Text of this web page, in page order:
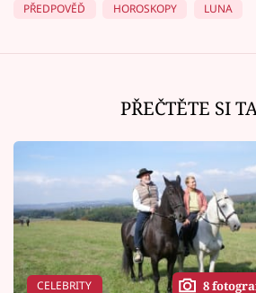
PŘEDPOVĚĎ
HOROSKOPY LUNA
PŘEČTĚTE SI
CELEBRITY 8